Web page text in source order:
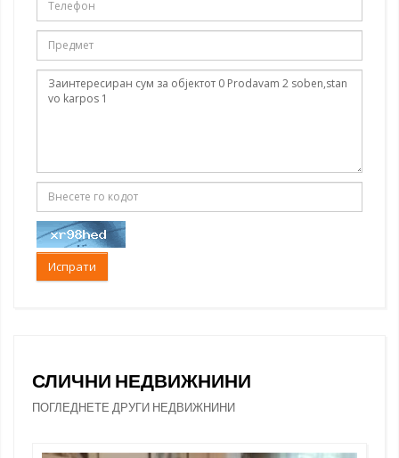
Испрати
СЛИЧНИ НЕДВИЖНИНИ
ПОГЛЕДНЕТЕ ДРУГИ НЕДВИЖНИНИ